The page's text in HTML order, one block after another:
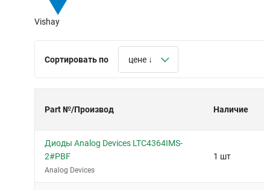
Vishay
Сортировать по цене ↓
Part №/Производ Наличие
Диоды Analog Devices LTC4364IMS-
2#PBF
Analog Devices
1 шт